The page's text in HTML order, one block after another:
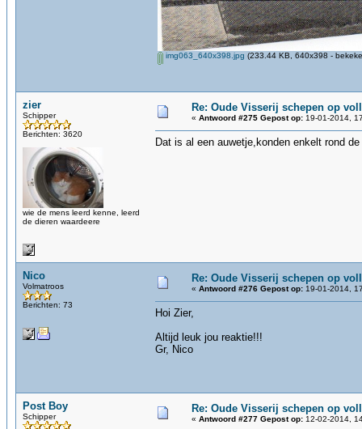
img063_640x398.jpg (233.44 KB, 640x398 -
zier
Schipper
Berichten: 3620
wie de mens leerd kenne, leerd
de dieren waardeere
Re: Oude Visserij schepen op
« Antwoord #275 Gepost op: 19-01-2014,
Dat is al een auwetje,konden enkelt rond
Nico
Volmatroos
Berichten: 73
Re: Oude Visserij schepen op
« Antwoord #276 Gepost op: 19-01-2014,
Hoi Zier,
Altijd leuk jou reaktie!!!
Gr, Nico
Post Boy
Schipper
Re: Oude Visserij schepen op
« Antwoord #277 Gepost op: 12-02-2014,